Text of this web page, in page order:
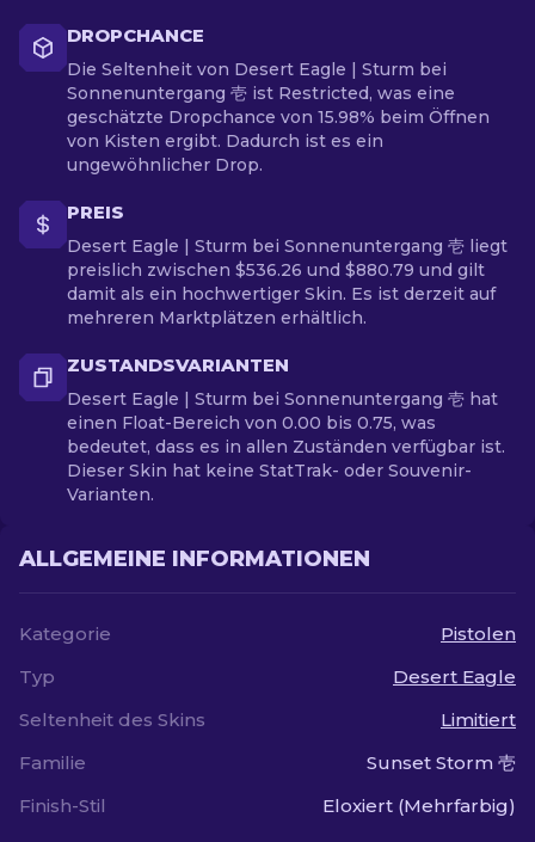
DROPCHANCE
Die Seltenheit von Desert Eagle | Sturm bei
Sonnenuntergang 壱 ist Restricted, was eine
geschätzte Dropchance von 15.98% beim Öffnen
von Kisten ergibt. Dadurch ist es ein
ungewöhnlicher Drop.
PREIS
Desert Eagle | Sturm bei Sonnenuntergang 壱 liegt
preislich zwischen $536.26 und $880.79 und gilt
damit als ein hochwertiger Skin. Es ist derzeit auf
mehreren Marktplätzen erhältlich.
ZUSTANDSVARIANTEN
Desert Eagle | Sturm bei Sonnenuntergang 壱 hat
einen Float-Bereich von 0.00 bis 0.75, was
bedeutet, dass es in allen Zuständen verfügbar ist.
Dieser Skin hat keine StatTrak- oder Souvenir-
Varianten.
ALLGEMEINE INFORMATIONEN
Kategorie
Pistolen
Typ
Desert Eagle
Seltenheit des Skins
Limitiert
Familie
Sunset Storm 壱
Finish-Stil
Eloxiert (Mehrfarbig)